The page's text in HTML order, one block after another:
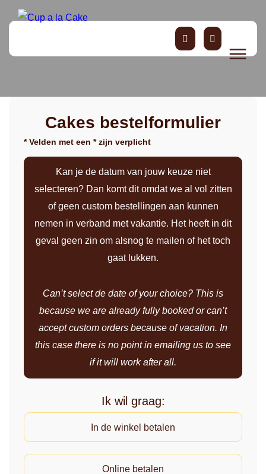
Cakes bestelformulier
* Velden met een * zijn verplicht
Kan je de datum van jouw keuze niet
selecteren? Dan komt dit omdat we al vol zitten
of geen custom bestellingen aan kunnen
nemen in verband met vakantie. Het heeft in dit
geval geen zin om alsnog te mailen of het toch
gaat lukken.
Can’t select de date of your choice? This is
because we are already fully booked or can’t
accept custom orders because of vacation. In
this case there is no point in emailing us to see
if it will work after all.
Ik wil graag:
In de winkel betalen
Online betalen